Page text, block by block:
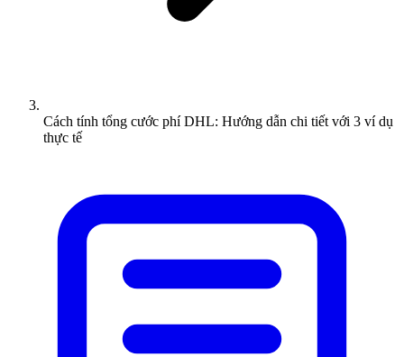
Cách tính tổng cước phí DHL: Hướng dẫn chi tiết với 3 ví dụ
thực tế